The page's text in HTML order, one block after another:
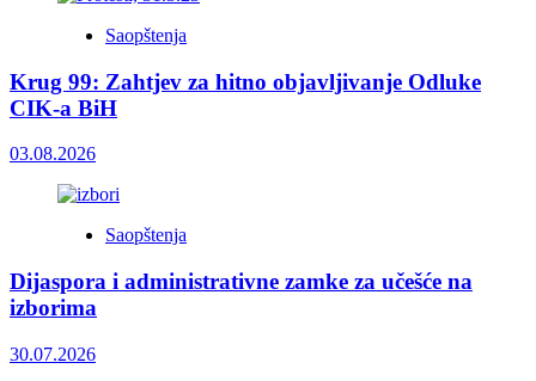
Saopštenja
Krug 99: Zahtjev za hitno objavljivanje Odluke
CIK-a BiH
03.08.2026
Saopštenja
Dijaspora i administrativne zamke za učešće na
izborima
30.07.2026